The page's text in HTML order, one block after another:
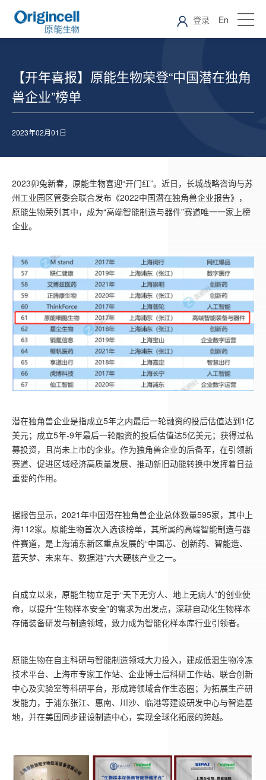
登录 En
【开年喜报】原能生物荣登“中国潜在独角
兽企业”榜单
2023年02月01日
2023卯兔新春，原能生物喜迎“开门红”。近日，长城战略咨询与苏
州工业园区管委会联合发布《2022中国潜在独角兽企业报告》，
原能生物荣列其中，成为“高端智能制造与器件”赛道唯一一家上榜
企业。
潜在独角兽企业是指成立5年之内最后一轮融资的投后估值达到1亿
美元；成立5年-9年最后一轮融资的投后估值达5亿美元；获得过私
募投资，且尚未上市的企业。作为独角兽企业的后备军，在引领新
赛道、促进区域经济高质量发展、推动新旧动能转换中发挥着日益
重要的作用。
据报告显示，2021年中国潜在独角兽企业总体数量595家，其中上
海112家。原能生物首次入选该榜单，其所属的高端智能制造与器
件赛道，是上海浦东新区重点发展的“中国芯、创新药、智能造、
蓝天梦、未来车、数据港”六大硬核产业之一。
自成立以来，原能生物立足于“天下无穷人、地上无病人”的创业使
命，以提升“生物样本安全”的需求为出发点，深耕自动化生物样本
存储装备研发与制造领域，致力成为智能化样本库行业引领者。
原能生物在自主科研与智能制造领域大力投入，建成低温生物冷冻
技术平台、上海市专家工作站、企业博士后科研工作站、联合创新
中心及实验室等科研平台，形成跨领域合作生态圈；为拓展生产研
发能力，于浦东张江、惠南、川沙、临港等建设研发中心与智造基
地，并在美国同步建设制造中心，实现全球化拓展的跨越。